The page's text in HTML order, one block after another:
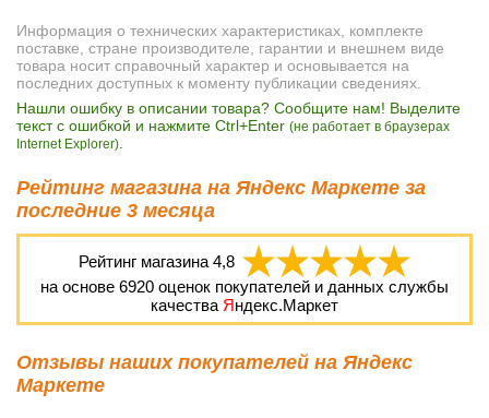
Информация о технических характеристиках, комплекте
поставке, стране производителе, гарантии и внешнем виде
товара носит справочный характер и основывается на
последних доступных к моменту публикации сведениях.
Нашли ошибку в описании товара? Сообщите нам! Выделите
текст с ошибкой и нажмите Ctrl+Enter (не работает в браузерах
Internet Explorer)
Рейтинг магазина на Яндекс Маркете за
последние 3 месяца
Рейтинг магазина 4,8
на основе 6920 оценок покупателей и данных службы
качества Яндекс.Маркет
Отзывы наших покупателей на Яндекс
Маркете